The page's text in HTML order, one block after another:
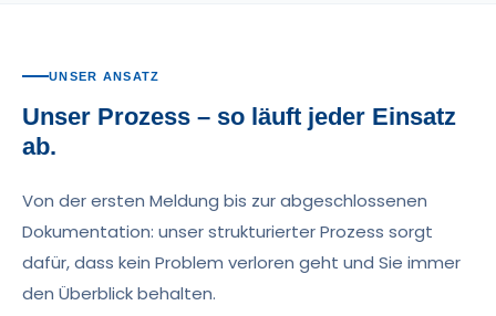
UNSER ANSATZ
Unser Prozess – so läuft jeder Einsatz
ab.
Von der ersten Meldung bis zur abgeschlossenen
Dokumentation: unser strukturierter Prozess sorgt
dafür, dass kein Problem verloren geht und Sie immer
den Überblick behalten.